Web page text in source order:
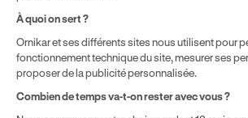
À quoi on sert ?
Ornikar et ses différents sites nous utilisent pour
fonctionnement technique du site, mesurer ses
proposer de la publicité personnalisée.
Combien de temps va-t-on rester avec vous ?